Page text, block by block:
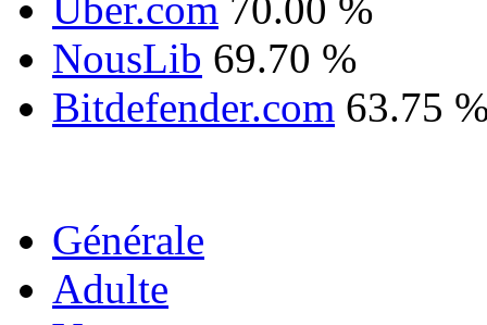
NousLib 69.70 %
Bitdefender.com 63.75
Générale
Adulte